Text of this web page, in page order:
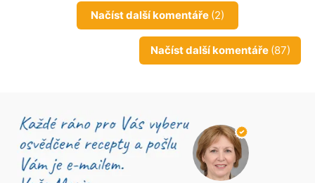
Načíst další komentáře (2)
Načíst další komentáře (87)